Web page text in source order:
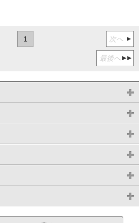
1 次へ
最後へ